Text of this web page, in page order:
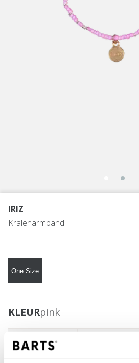
IRIZ
Kralenarmband
One Size
KLEURpink